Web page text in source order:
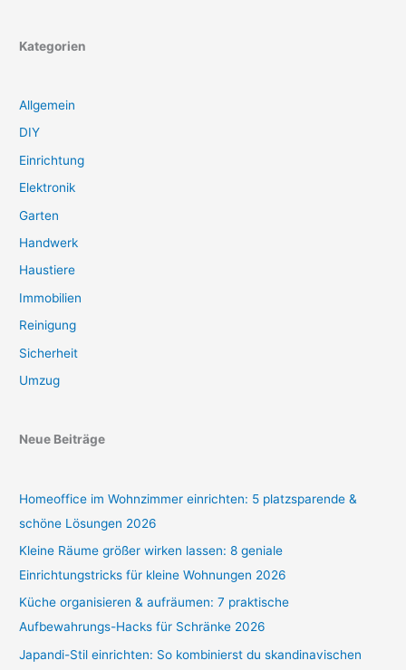
Kategorien
Allgemein
DIY
Einrichtung
Elektronik
Garten
Handwerk
Haustiere
Immobilien
Reinigung
Sicherheit
Umzug
Neue Beiträge
Homeoffice im Wohnzimmer einrichten: 5 platzsparende &
schöne Lösungen 2026
Kleine Räume größer wirken lassen: 8 geniale
Einrichtungstricks für kleine Wohnungen 2026
Küche organisieren & aufräumen: 7 praktische
Aufbewahrungs-Hacks für Schränke 2026
Japandi-Stil einrichten: So kombinierst du skandinavischen